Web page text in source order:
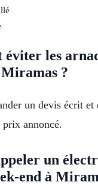
éviter les
?
un devis écrit et
prix annoncé.
un
end à